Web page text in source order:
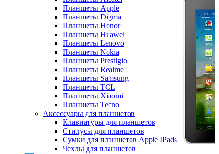
Планшеты Apple
Планшеты Digma
Планшеты Honor
Планшеты Huawei
Планшеты Lenovo
Планшеты Nokia
Планшеты Prestigio
Планшеты Realme
Планшеты Samsung
Планшеты TCL
Планшеты Xiaomi
Планшеты Tecno
Аксессуары для планшетов
Клавиатуры для планшетов
Стилусы для планшетов
Сумки для планшетов Apple IPads
Чехлы для планшетов